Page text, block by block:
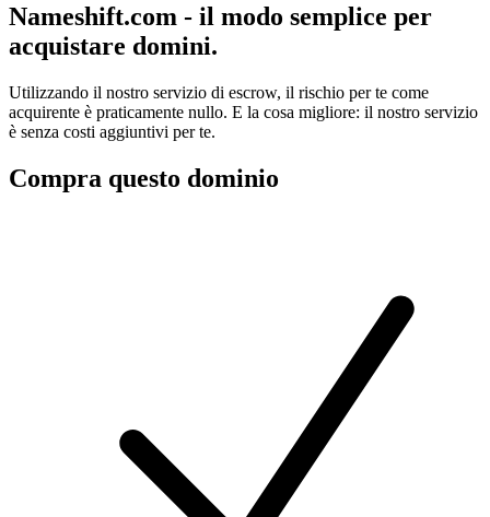
Nameshift.com - il modo semplice per
acquistare domini.
Utilizzando il nostro servizio di escrow, il rischio per te come
acquirente è praticamente nullo. E la cosa migliore: il nostro servizio
è senza costi aggiuntivi per te.
Compra questo dominio